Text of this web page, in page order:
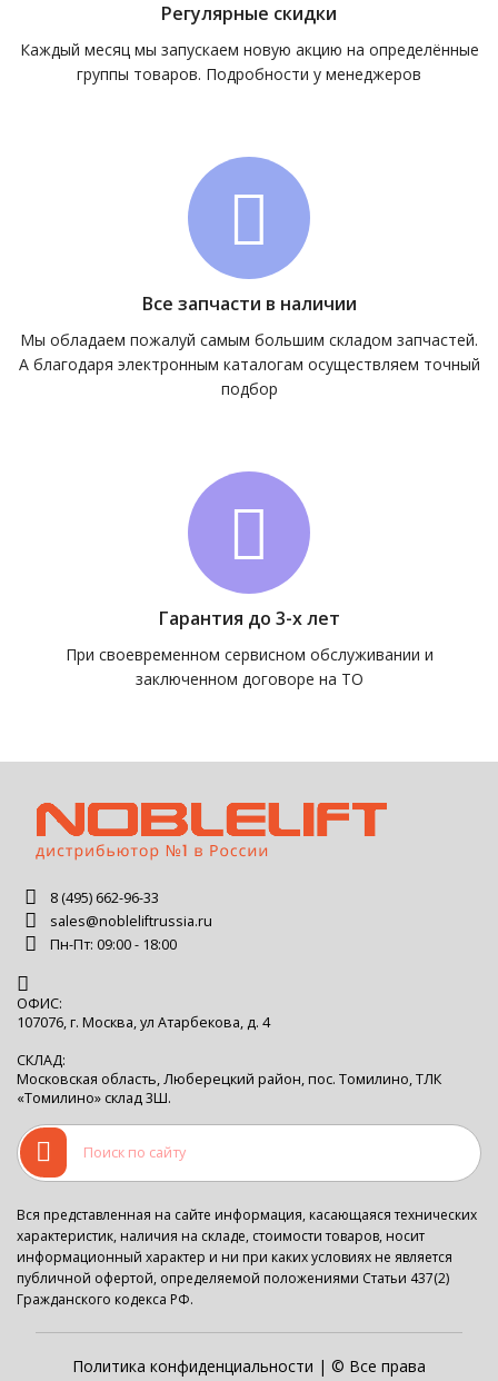
Регулярные скидки
Каждый месяц мы запускаем новую акцию на определённые
группы товаров. Подробности у менеджеров
Все запчасти в наличии
Мы обладаем пожалуй самым большим складом запчастей.
А благодаря электронным каталогам осуществляем точный
подбор
Гарантия до 3-х лет
При своевременном сервисном обслуживании и
заключенном договоре на ТО
8 (495) 662-96-33
sales@nobleliftrussia.ru
Пн-Пт: 09:00 - 18:00
ОФИС:
107076, г. Москва, ул Атарбекова, д. 4
СКЛАД:
Московская область, Люберецкий район, пос. Томилино, ТЛК
«Томилино» склад 3Ш.
Вся представленная на сайте информация, касающаяся технических
характеристик, наличия на складе, стоимости товаров, носит
информационный характер и ни при каких условиях не является
публичной офертой, определяемой положениями Статьи 437(2)
Гражданского кодекса РФ.
Политика конфиденциальности | © Все права